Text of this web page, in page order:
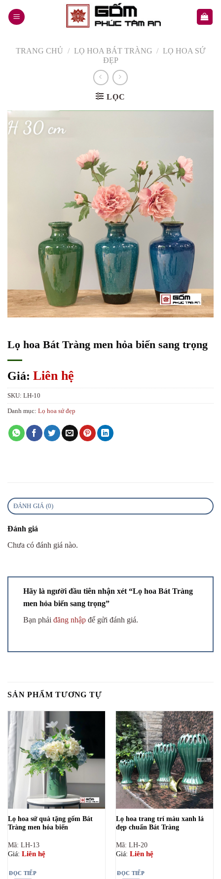
TRANG CHỦ / LỌ HOA BÁT TRÀNG / LỌ HOA SỨ
ĐẸP
LỌC
Lọ hoa Bát Tràng men hỏa biến sang trọng
Giá: Liên hệ
SKU: LH-10
Danh mục: Lọ hoa sứ đẹp
ĐÁNH GIÁ (0)
Đánh giá
Chưa có đánh giá nào.
Hãy là người đầu tiên nhận xét “Lọ hoa Bát Tràng
men hỏa biến sang trọng”
Bạn phải đăng nhập để gửi đánh giá.
SẢN PHẨM TƯƠNG TỰ
Lọ hoa sứ quà tặng gốm Bát
Tràng men hỏa biến
Mã: LH-13
Giá: Liên hệ
ĐỌC TIẾP
Lọ hoa trang trí màu xanh lá
đẹp chuẩn Bát Tràng
Mã: LH-20
Giá: Liên hệ
ĐỌC TIẾP